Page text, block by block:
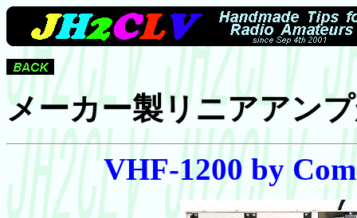
メーカー製リニアアン
VHF-1200 by